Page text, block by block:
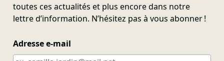
toutes ces actualités et plus encore dans notre
lettre d’information. N’hésitez pas à vous abonner !
Adresse e-mail